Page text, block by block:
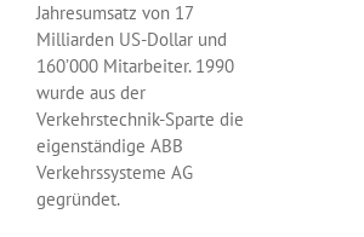
Jahresumsatz von 17
Milliarden US-Dollar und
160’000 Mitarbeiter. 1990
wurde aus der
Verkehrstechnik-Sparte die
eigenständige ABB
Verkehrssysteme AG
gegründet.